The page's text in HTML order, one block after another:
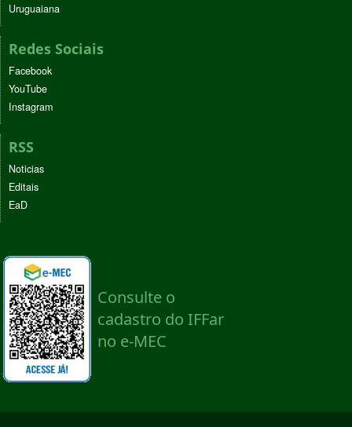
Uruguaiana
Redes Sociais
Facebook
YouTube
Instagram
RSS
Noticias
Editais
EaD